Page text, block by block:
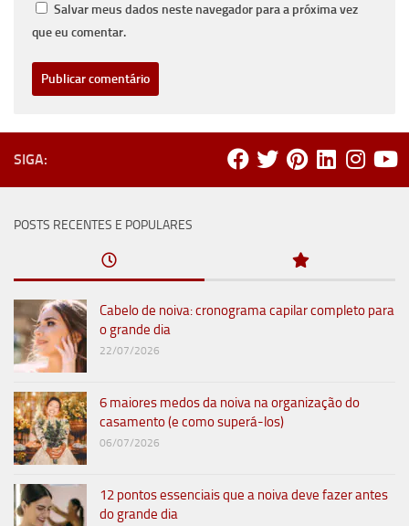
Salvar meus dados neste navegador para a próxima vez
que eu comentar.
SIGA:
POSTS RECENTES E POPULARES
Cabelo de noiva: cronograma capilar completo para
o grande dia
22/07/2026
6 maiores medos da noiva na organização do
casamento (e como superá-los)
06/07/2026
12 pontos essenciais que a noiva deve fazer antes
do grande dia